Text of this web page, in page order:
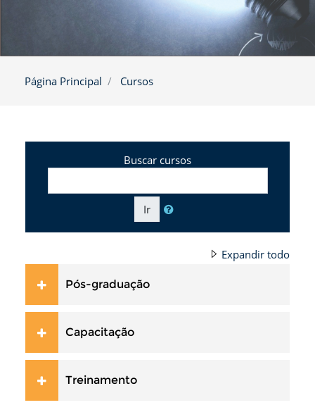
Página Principal Cursos
Buscar cursos
Ir
Expandir todo
Pós-graduação
Capacitação
Treinamento